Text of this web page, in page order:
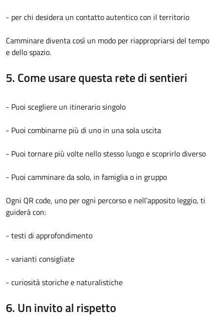
- per chi desidera un contatto autentico con il territorio
Camminare diventa così un modo per riappropriarsi del tempo
e dello spazio.
5. Come usare questa rete di sentieri
- Puoi scegliere un itinerario singolo
- Puoi combinarne più di uno in una sola uscita
- Puoi tornare più volte nello stesso luogo e scoprirlo diverso
- Puoi camminare da solo, in famiglia o in gruppo
Ogni QR code, uno per ogni percorso e nell’apposito leggio, ti
guiderà con:
- testi di approfondimento
- varianti consigliate
- curiosità storiche e naturalistiche
6. Un invito al rispetto